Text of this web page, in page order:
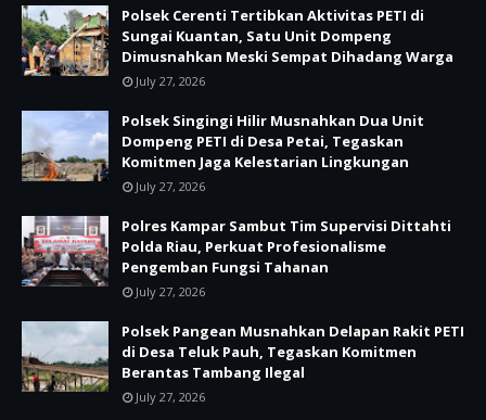
Polsek Cerenti Tertibkan Aktivitas PETI di
Sungai Kuantan, Satu Unit Dompeng
Dimusnahkan Meski Sempat Dihadang Warga
July 27, 2026
Polsek Singingi Hilir Musnahkan Dua Unit
Dompeng PETI di Desa Petai, Tegaskan
Komitmen Jaga Kelestarian Lingkungan
July 27, 2026
Polres Kampar Sambut Tim Supervisi Dittahti
Polda Riau, Perkuat Profesionalisme
Pengemban Fungsi Tahanan
July 27, 2026
Polsek Pangean Musnahkan Delapan Rakit PETI
di Desa Teluk Pauh, Tegaskan Komitmen
Berantas Tambang Ilegal
July 27, 2026